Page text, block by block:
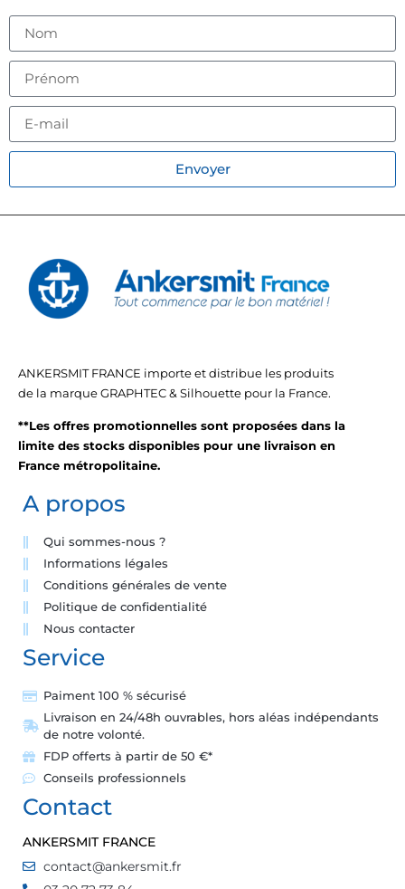
Envoyer
ANKERSMIT FRANCE importe et distribue les produits
de la marque GRAPHTEC & Silhouette pour la France.
**Les offres promotionnelles sont proposées dans la
limite des stocks disponibles pour une livraison en
France métropolitaine.
A propos
Qui sommes-nous ?
Informations légales
Conditions générales de vente
Politique de confidentialité
Nous contacter
Service
Paiment 100 % sécurisé
Livraison en 24/48h ouvrables, hors aléas indépendants
de notre volonté.
FDP offerts à partir de 50 €*
Conseils professionnels
Contact
ANKERSMIT FRANCE
contact@ankersmit.fr